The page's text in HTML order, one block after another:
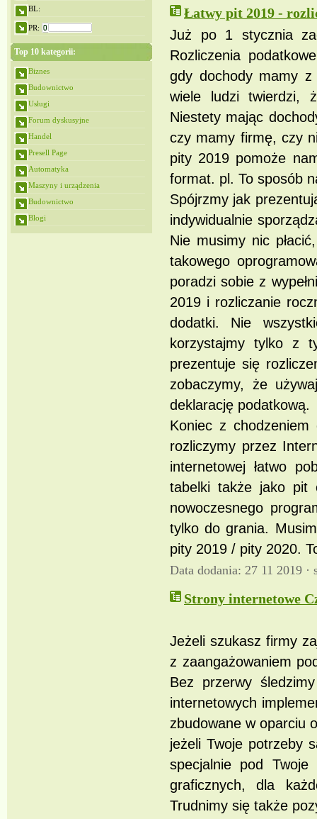
BL:
PR:
Top 10 kategorii:
Biznes
Budownictwo
Usługi
Forum dyskusyjne
Handel
Presell Page
Automatyka
Maszyny i urządzenia
Budownictwo
Blogi
Łatwy pit 2019 -
Już po 1 stycznia
Rozliczenia
gdy dochody mamy z
wiele ludzi twierdzi,
Niestety mając
czy mamy firmę, czy
pity 2019 pomoże
format. pl. To sposób
Spójrzmy jak
indywidualnie
Nie musimy nic
takowego
poradzi sobie z
2019 i rozliczanie
dodatki. Nie
korzystajmy tylko z
prezentuje się
zobaczymy, że
deklarację podatkową.
Koniec z
rozliczymy przez
internetowej łatwo
tabelki także jako pit
nowoczesnego
tylko do grania.
pity 2019 / pity 2020.
Data dodania: 27 11 2019 ·
Strony internetowe
Jeżeli szukasz firmy
z zaangażowaniem
Bez przerwy
internetowych
zbudowane w oparciu
jeżeli Twoje potrzeby
specjalnie pod
graficznych, dla
Trudnimy się także